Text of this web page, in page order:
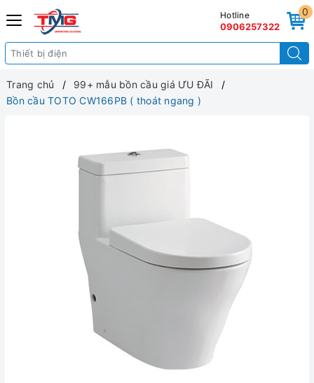
0
Hotline
0906257322
Trang chủ
99+ mẫu bồn cầu giá ƯU ĐÃI
Bồn cầu TOTO CW166PB ( thoát ngang )